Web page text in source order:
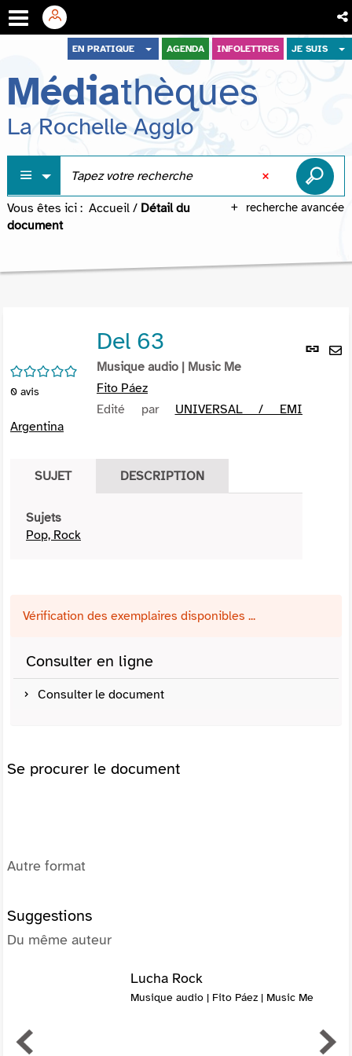
menu
contenu
recherche
EN PRATIQUE AGENDA INFOLETTRES JE SUIS
Médiathèques
La Rochelle Agglo
recherche avancée
Vous êtes ici : Accueil / Détail du
document
Lien
/5
0 avis
Del 63
Musique audio | Music Me
Fito Páez
Edité par UNIVERSAL / EMI
Argentina
SUJET DESCRIPTION
Sujets
Pop, Rock
Vérification des exemplaires disponibles ...
Consulter en ligne
Consulter le document
Se procurer le document
Autre format
Suggestions
Du même auteur
Lucha Rock
Musique audio | Fito Páez | Music Me